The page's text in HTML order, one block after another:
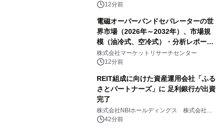
ートを発表
12分前
電磁オーバーバンドセパレーターの世
界市場（2026年～2032年）、市場規
模（油冷式、空冷式）・分析レポート
を発表
株式会社マーケットリサーチセンター
12分前
REIT組成に向けた資産運用会社「ふる
さとパートナーズ」に 足利銀行が出資
完了
株式会社NBIホールディングス 株式会社
PROSPER
42分前